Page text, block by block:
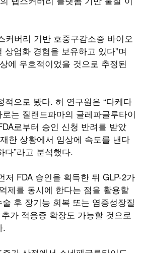
커버리 기반 호중구감소증 바이오
상업화 경험을 보유하고 있다”며
에 우호적이었을 것으로 추정된
적으로 봤다. 허 연구원은 “다케다
는 질랜드파마의 글레파글루타이
로부터 승인 신청 반려를 받았
한 상황에서 임상에 속도를 낸다
다”라고 분석했다.
저 FDA 승인을 획득한 뒤 GLP-2가
제를 동시에 한다는 점을 활용할
술 후 장기능 회복 또는 염증성장질
가 적응증 확장도 가능할 것으로
.